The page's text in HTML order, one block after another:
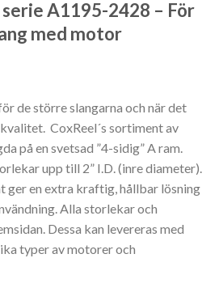
A1195-2428 – För
med motor
de större slangarna och när det
CoxReel´s sortiment av
på en svetsad ”4-sidig” A ram.
upp till 2” I.D. (inre diameter).
en extra kraftig, hållbar lösning
Alla storlekar och
Dessa kan levereras med
typer av motorer och